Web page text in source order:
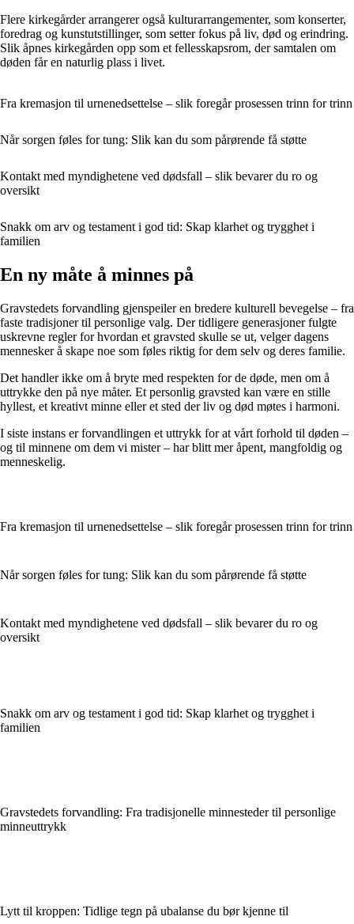
Flere kirkegårder arrangerer også kulturarrangementer, som konserter,
foredrag og kunstutstillinger, som setter fokus på liv, død og erindring.
Slik åpnes kirkegården opp som et fellesskapsrom, der samtalen om
døden får en naturlig plass i livet.
Fra kremasjon til urnenedsettelse – slik foregår prosessen trinn for trinn
Når sorgen føles for tung: Slik kan du som pårørende få støtte
Kontakt med myndighetene ved dødsfall – slik bevarer du ro og
oversikt
Snakk om arv og testament i god tid: Skap klarhet og trygghet i
familien
En ny måte å minnes på
Gravstedets forvandling gjenspeiler en bredere kulturell bevegelse – fra
faste tradisjoner til personlige valg. Der tidligere generasjoner fulgte
uskrevne regler for hvordan et gravsted skulle se ut, velger dagens
mennesker å skape noe som føles riktig for dem selv og deres familie.
Det handler ikke om å bryte med respekten for de døde, men om å
uttrykke den på nye måter. Et personlig gravsted kan være en stille
hyllest, et kreativt minne eller et sted der liv og død møtes i harmoni.
I siste instans er forvandlingen et uttrykk for at vårt forhold til døden –
og til minnene om dem vi mister – har blitt mer åpent, mangfoldig og
menneskelig.
Fra kremasjon til urnenedsettelse – slik foregår prosessen trinn for trinn
Når sorgen føles for tung: Slik kan du som pårørende få støtte
Kontakt med myndighetene ved dødsfall – slik bevarer du ro og
oversikt
Snakk om arv og testament i god tid: Skap klarhet og trygghet i
familien
Gravstedets forvandling: Fra tradisjonelle minnesteder til personlige
minneuttrykk
Lytt til kroppen: Tidlige tegn på ubalanse du bør kjenne til